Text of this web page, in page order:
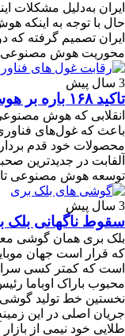
ایران به‌دلیل مشکلات
محوریت هوش مصنوعی
3 سال پیش
تاکید ۱۶۸ باره بر هوش مصنوعی
باعث که غول‌های
محصولات خود قدم
آلفابت در جدیدترین
توسعه هوش مصنوعی
3 سال پیش
سقوط ناگهانی بلک
که قرار است جهان
است که کمتر کسی
محبوب باراک اوباما
نخستین خط تولید گوشی
جریان اصلی در این